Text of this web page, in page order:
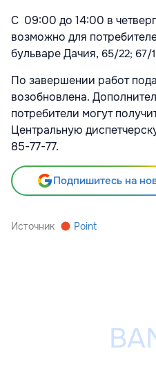
С 09:00 до 14:00 в
возможно для
бульваре Дачия, 65/22; 67/
По завершении работ
возобновлена.
потребители могут
Центральную
85-77-77.
Подпишитесь на
Источник Point